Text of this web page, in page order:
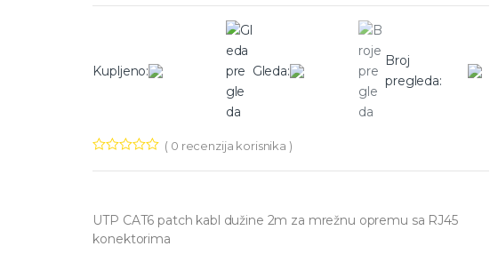
Kupljeno: Gleda:
Broj
pregleda:
( 0 recenzija korisnika )
UTP CAT6 patch kabl dužine 2m za mrežnu opremu sa RJ45
konektorima